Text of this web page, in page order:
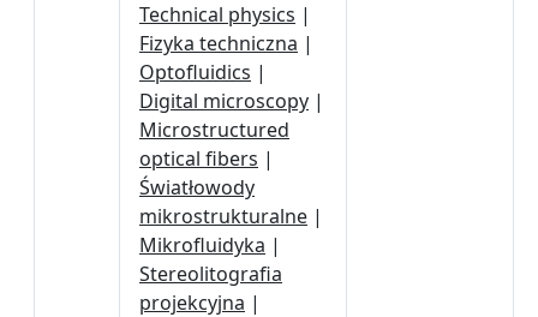
Technical physics |
Fizyka techniczna |
Optofluidics |
Digital microscopy |
Microstructured
optical fibers |
Światłowody
mikrostrukturalne |
Mikrofluidyka |
Stereolitografia
projekcyjna |